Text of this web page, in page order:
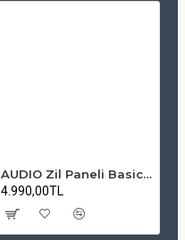
AUDIO Zil Paneli Basic Hpli Çift Buton 20'li Sesli Apartman Diafon Kapı Paneli
4.990,00TL